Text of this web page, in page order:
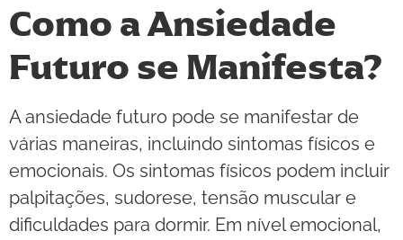
Como a Ansiedade
Futuro se Manifesta?
A ansiedade futuro pode se manifestar de
várias maneiras, incluindo sintomas físicos e
emocionais. Os sintomas físicos podem incluir
palpitações, sudorese, tensão muscular e
dificuldades para dormir. Em nível emocional,